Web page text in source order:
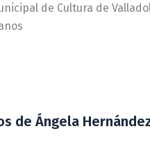
de Cultura de
de Ángela